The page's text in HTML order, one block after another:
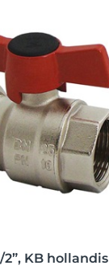
2”, KB hollandis